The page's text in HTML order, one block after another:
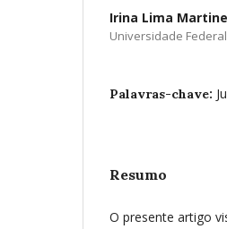
Irina Lima
Universidade
Palavras-chave:
Resumo
O presente artigo